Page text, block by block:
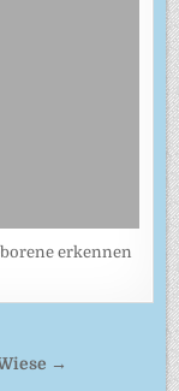
erkennen
→